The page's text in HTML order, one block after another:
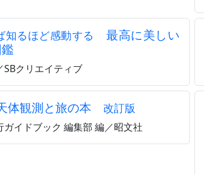
知るほど感動する
最高に美しい
SBクリエイティブ
体観測と旅の本 改訂版
ガイドブック 編集部 編／昭文社